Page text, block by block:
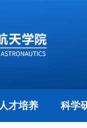
人才培养 科学